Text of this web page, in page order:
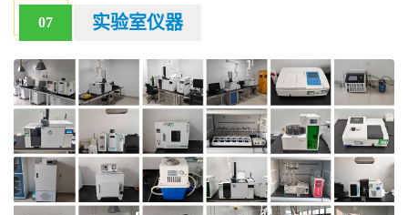
07 实验室仪器